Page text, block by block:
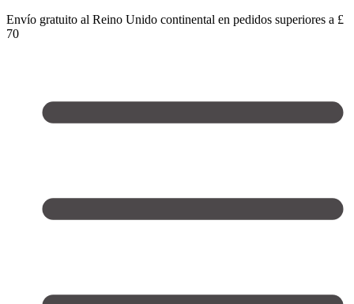
Envío gratuito al Reino Unido continental en pedidos superiores a £
70